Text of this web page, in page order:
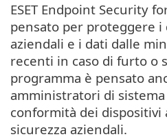
ESET Endpoint Security
pensato per proteggere i
aziendali e i dati dalle
recenti in caso di furto o
programma è pensato
amministratori di
conformità dei dispositivi
sicurezza aziendali.